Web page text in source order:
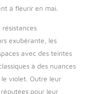
à fleurir en mai.
exubérante, les
avec des teintes
à des nuances
violet. Outre leur
pour leur